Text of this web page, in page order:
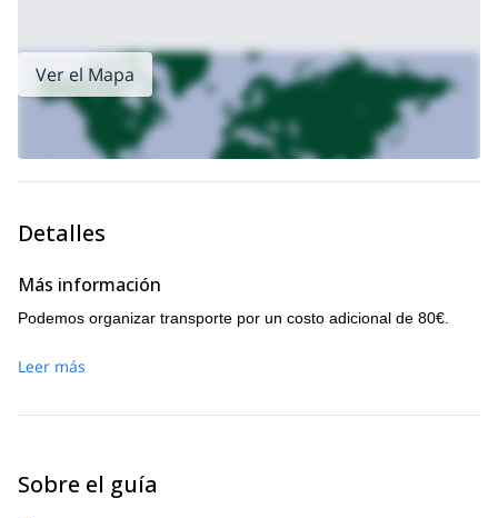
Ver el Mapa
Detalles
Más información
Podemos organizar transporte por un costo adicional de 80€.
Leer más
Sobre el guía